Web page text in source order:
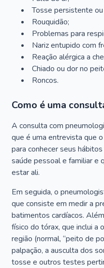
Tosse persistente
Rouquidão;
Problemas para
Nariz entupido com
Reação alérgica a
Chiado ou dor no
Roncos.
Como é uma
A consulta com
que é uma entrevista que
para conhecer seus
saúde pessoal e familiar e
estar ali.
Em seguida, o
que consiste em medir a
batimentos cardíacos.
físico do tórax, que inclui a
região (normal, “peito de
palpação, a ausculta dos
tosse e outros testes